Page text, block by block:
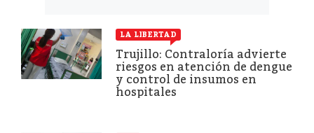
LA LIBERTAD
Trujillo: Contraloría advierte
riesgos en atención de dengue
y control de insumos en
hospitales